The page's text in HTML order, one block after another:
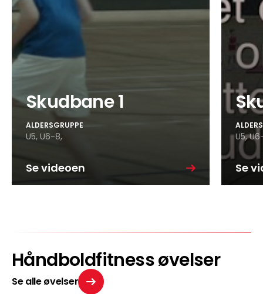
Skudbane 1
ALDERSGRUPPE
U5, U6-8,
Se videoen
U5,
Se
Håndboldfitness øvelser
Se alle øvelser